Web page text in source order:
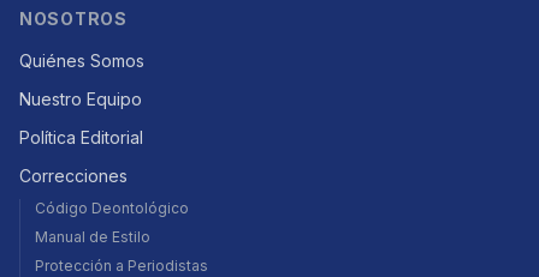
NOSOTROS
Quiénes Somos
Nuestro Equipo
Política Editorial
Correcciones
Código Deontológico
Manual de Estilo
Protección a Periodistas